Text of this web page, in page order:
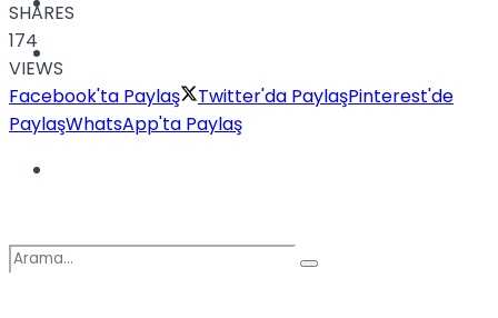
SHARES
174
VIEWS
Facebook'ta Paylaş
Twitter'da PaylaşPinterest'de
PaylaşWhatsApp'ta Paylaş